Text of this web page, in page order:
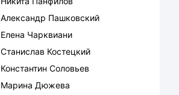
Александр Пашковский
Елена Чарквиани
Станислав Костецкий
Константин Соловьев
Марина Дюжева